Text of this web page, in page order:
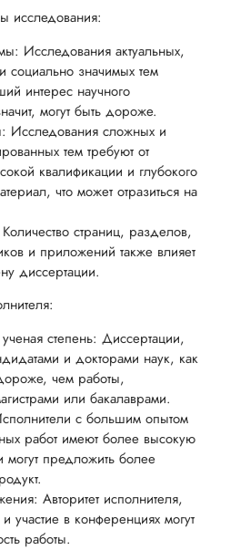
-
исследования:
Исследования актуальных,
социально значимых тем
интерес научного
могут быть дороже.
Исследования сложных и
тем требуют от
квалификации и глубокого
что может отразиться на
страниц, разделов,
и приложений также влияет
диссертации.
степень: Диссертации,
и докторами наук, как
чем работы,
или бакалаврами.
с большим опытом
работ имеют более высокую
могут предложить более
Авторитет исполнителя,
участие в конференциях могут
работы.